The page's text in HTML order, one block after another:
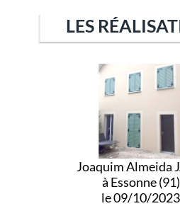
LES
Joaquim Almeida
à Essonne (91)
le 09/10/2023